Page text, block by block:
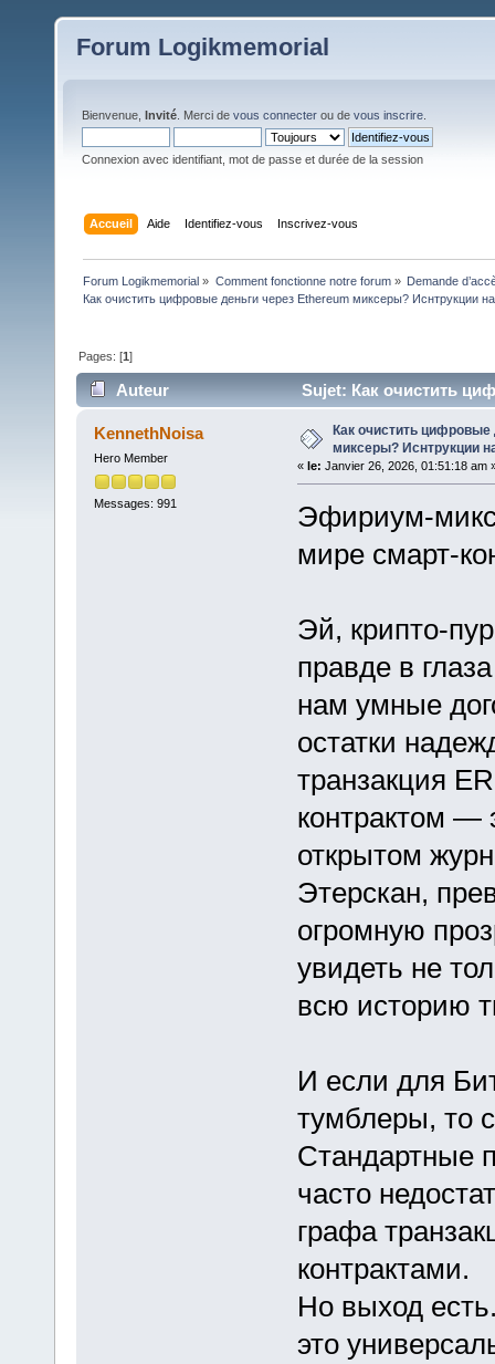
Forum Logikmemorial
Bienvenue, Invité . Merci de vous connecter ou de vous inscrire
Connexion avec identifiant, mot de passe et durée de la session
Accueil Aide Identifiez-vous Inscrivez-vous
Forum Logikmemorial » Comment fonctionne notre forum» Demande
Как очистить цифровые деньги через Ethereum миксеры? Иснтрукции
Pages: [1]
Auteur
Sujet: Как очистить
год (Lu 93 fois)
KennethNoisa
Hero Member
Messages: 991
Как очистить цифровые
миксеры? Иснтрукции
« le: Janvier 26, 2026, 01:51:18 am
Эфириум-
мире смарт-
Эй, крипто-
правде в
нам умные
остатки
транзакция
контрактом —
открытом
Этерскан,
огромную
увидеть не
всю историю
И если для
тумблеры, то
Стандартные
часто
графа
контрактами.
Но выход
это